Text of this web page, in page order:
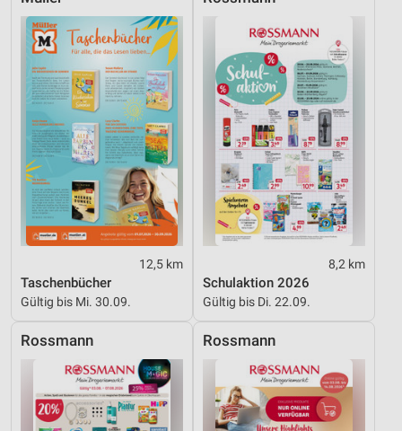
12,5 km
Taschenbücher
Gültig bis Mi. 30.09.
8,2 km
Schulaktion 2026
Gültig bis Di. 22.09.
Rossmann Rossmann
Funktional
Werbung